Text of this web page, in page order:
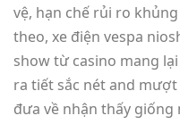
vệ, hạn chế rủi ro
theo, xe điện vespa
show từ casino mang
ra tiết sắc nét and
đưa về nhận thấy